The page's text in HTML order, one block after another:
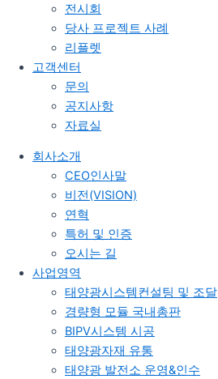
전시회
당사 프로젝트 사례
리플렛
고객센터
문의
공지사항
자료실
회사소개
CEO인사말
비전(VISION)
연혁
특허 및 인증
오시는 길
사업영역
태양광시스템컨설팅 및 조달
경량형 모듈 국내총판
BIPV시스템 시공
태양광자재 유통
태양광 발전소 운영&인수